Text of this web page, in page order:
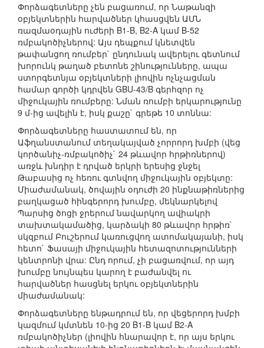
Փորձագետները չեն բացառում, որ Նաթանզի
օբյեկտներին հարվածներ կհասցվեն ԱՄՆ
ռազմաօդային ուժերի B1-B, B2-A կամ B-52
ռմբակոծիչներով: Այս դեպքում կնետվեն
թափանցող ռումբեր` ընդունակ ավերելու գետնում
խորունկ թաղած բետոնե շինությունները, ապա
ստորգետնյա օբյեկտների լիովին ոչնչացման
համար գործի կդրվեն GBU-43/B գերհզոր ոչ
միջուկային ռումբերը: Նման ռումբի երկարությունը
9 մ-ից ավելին է, իսկ քաշը` գրեթե 10 տոննա:
Փորձագետները հաստատում են, որ
Աֆղանստանում տեղակայված չորրորդ խմբի (վեց
կործանիչ-ռմբակոծիչ` 24 թևավոր հրթիռներով)
առջև խնդիր է դրված երկրի երեսից ջնջել
Թաբասից ոչ հեռու գտնվող միջուկային օբյեկտը:
Միաժամանակ, ծովային օդուժի 20 ինքնաթիռներից
բաղկացած հինգերորդ խումբը, մեկնարկելով
Պարսից ծոցի ջրերում նավարկող ավիակրի
տախտակամածից, կարձակի 80 թևավոր հրթիռ`
սկզբում Բուշերում կառուցվող ատոմակայանի, իսկ
հետո` Ֆասայի միջուկային հետազոտությունների
կենտրոնի վրա: Ընդ որում, չի բացառվում, որ այդ
խումբը նույնպես կարող է բաժանվել ու
հարվածներ հասցնել երկու օբյեկտներին
միաժամանակ:
Փորձագետները ենթադրում են, որ վեցերորդ խմբի
կազմում կմտնեն 10-ից 20 B1-B կամ B2-A
ռմբակոծիչներ (լիովին հնարավոր է, որ այս երկու